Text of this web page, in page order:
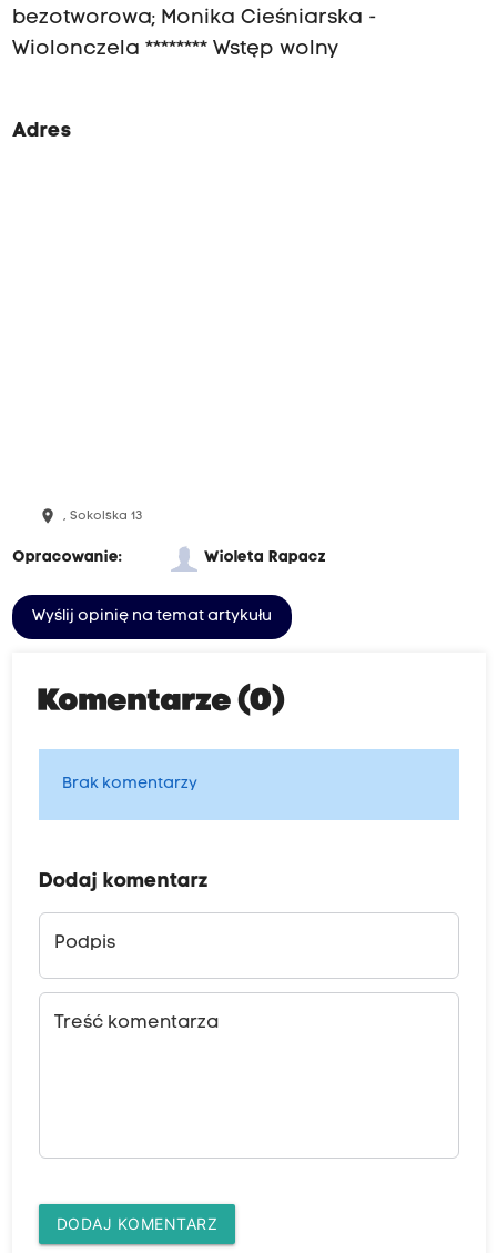
bezotworowa; Monika Cieśniarska -
Wiolonczela ******** Wstęp wolny
Adres
place , Sokolska 13
Opracowanie: Wioleta Rapacz
Wyślij opinię na temat artykułu
Komentarze (0)
Brak komentarzy
Dodaj komentarz
Podpis
Treść komentarza
DODAJ KOMENTARZ